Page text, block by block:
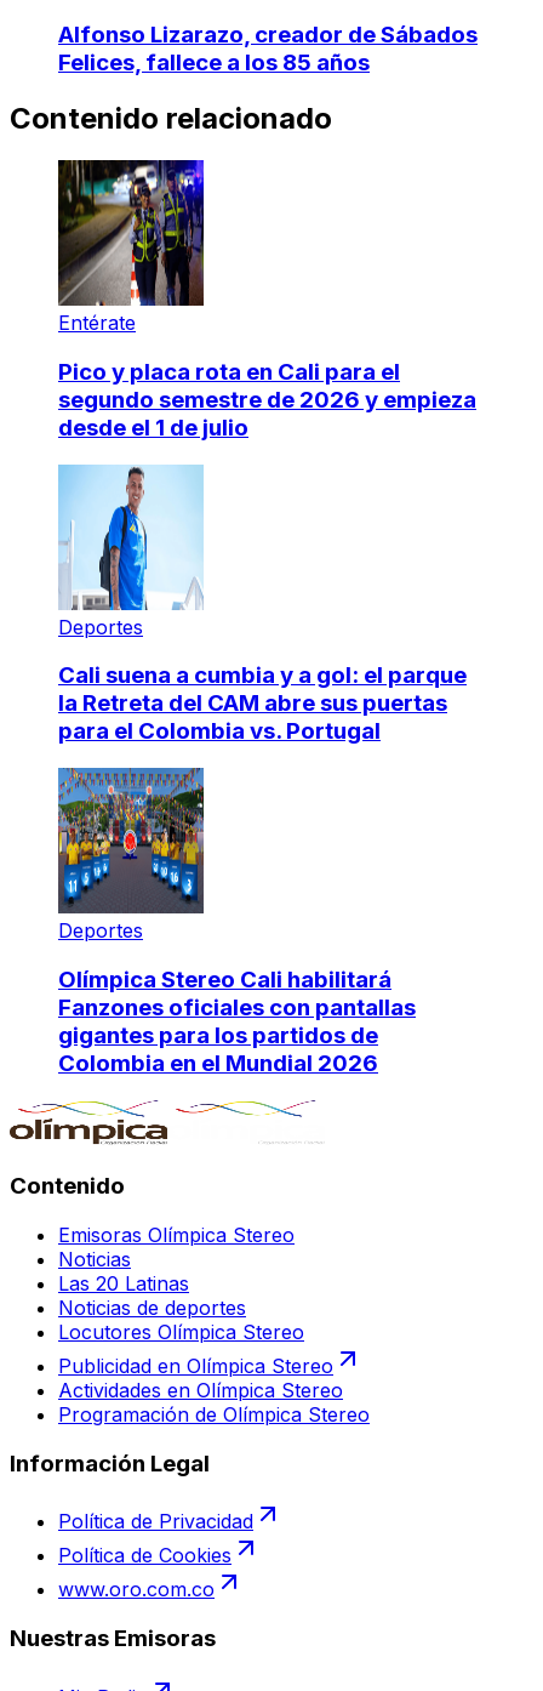
Alfonso Lizarazo, creador de Sábados
Felices, fallece a los 85 años
Contenido relacionado
Entérate
Pico y placa rota en Cali para el
segundo semestre de 2026 y empieza
desde el 1 de julio
Deportes
Cali suena a cumbia y a gol: el parque
la Retreta del CAM abre sus puertas
para el Colombia vs. Portugal
Deportes
Olímpica Stereo Cali habilitará
Fanzones oficiales con pantallas
gigantes para los partidos de
Colombia en el Mundial 2026
Contenido
Emisoras Olímpica Stereo
Noticias
Las 20 Latinas
Noticias de deportes
Locutores Olímpica Stereo
Publicidad en Olímpica Stereo
Actividades en Olímpica Stereo
Programación de Olímpica Stereo
Información Legal
Política de Privacidad
Política de Cookies
www.oro.com.co
Nuestras Emisoras